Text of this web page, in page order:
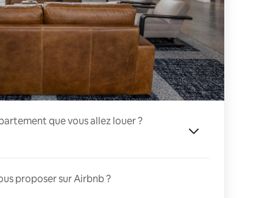
que vous allez louer ?
proposer sur Airbnb ?